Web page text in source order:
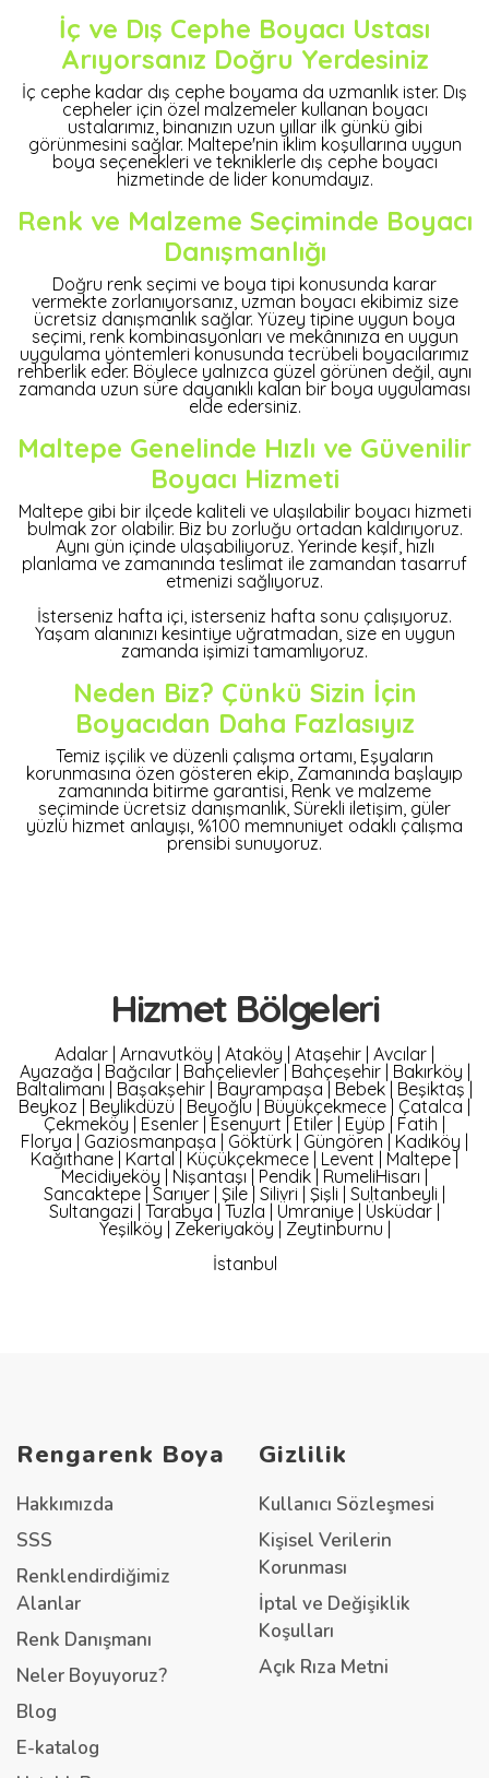
İç ve Dış Cephe Boyacı Ustası
Arıyorsanız Doğru Yerdesiniz
İç cephe kadar dış cephe boyama da uzmanlık ister. Dış
cepheler için özel malzemeler kullanan boyacı
ustalarımız, binanızın uzun yıllar ilk günkü gibi
görünmesini sağlar. Maltepe'nin iklim koşullarına uygun
boya seçenekleri ve tekniklerle dış cephe boyacı
hizmetinde de lider konumdayız.
Renk ve Malzeme Seçiminde Boyacı
Danışmanlığı
Doğru renk seçimi ve boya tipi konusunda karar
vermekte zorlanıyorsanız, uzman boyacı ekibimiz size
ücretsiz danışmanlık sağlar. Yüzey tipine uygun boya
seçimi, renk kombinasyonları ve mekânınıza en uygun
uygulama yöntemleri konusunda tecrübeli boyacılarımız
rehberlik eder. Böylece yalnızca güzel görünen değil, aynı
zamanda uzun süre dayanıklı kalan bir boya uygulaması
elde edersiniz.
Maltepe Genelinde Hızlı ve Güvenilir
Boyacı Hizmeti
Maltepe gibi bir ilçede kaliteli ve ulaşılabilir boyacı hizmeti
bulmak zor olabilir. Biz bu zorluğu ortadan kaldırıyoruz.
Aynı gün içinde ulaşabiliyoruz. Yerinde keşif, hızlı
planlama ve zamanında teslimat ile zamandan tasarruf
etmenizi sağlıyoruz.
İsterseniz hafta içi, isterseniz hafta sonu çalışıyoruz.
Yaşam alanınızı kesintiye uğratmadan, size en uygun
zamanda işimizi tamamlıyoruz.
Neden Biz? Çünkü Sizin İçin
Boyacıdan Daha Fazlasıyız
Temiz işçilik ve düzenli çalışma ortamı, Eşyaların
korunmasına özen gösteren ekip, Zamanında başlayıp
zamanında bitirme garantisi, Renk ve malzeme
seçiminde ücretsiz danışmanlık, Sürekli iletişim, güler
yüzlü hizmet anlayışı, %100 memnuniyet odaklı çalışma
prensibi sunuyoruz.
Hizmet Bölgeleri
Adalar Arnavutköy Ataköy Ataşehir Avcılar
Ayazağa
Bağcılar| Bahçelievler| Bahçeşehir| Bakırköy
Baltalimanı
Başakşehir Bayrampaşa Bebek Beşiktaş
Beykoz
Beylikdüzü Beyoğlu Büyükçekmece Çatalca
Çekmeköy
Esenler Esenyurt Etiler Eyüp Fatih
Florya
Gaziosmanpaşa Göktürk Güngören Kadıköy
Kağıthane Kartal Küçükçekmece Levent Maltepe
Mecidiyeköy
Nişantaşı Pendik RumeliHisarı
Sancaktepe Sarıyer Şile Silivri Şişli Sultanbeyli
Sultangazi Tarabya Tuzla Ümraniye Üsküdar
Yeşilköy
Zekeriyaköy Zeytinburnu
İstanbul
Rengarenk Boya
Hakkımızda
SSS
Renklendirdiğimiz
Alanlar
Renk Danışmanı
Neler Boyuyoruz?
Blog
E-katalog
Gizlilik
Kullanıcı Sözleşmesi
Kişisel Verilerin
Korunması
İptal ve Değişiklik
Koşulları
Açık Rıza Metni